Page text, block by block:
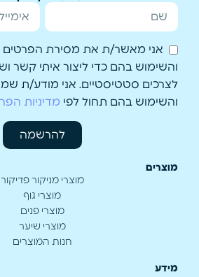
אני מאשר/ת את מסירת הפרטים
והשימוש בהם כדי ליצור איתי קשר
לצרכים סטטיסטיים. אני מודע/ת
והשימוש בהם תחול לפי מדיניות
להרשמה
מוצרים
מוצרי מניקור פדיקור
מוצרי גוף
מוצרי פנים
מוצרי שיער
חנות המוצרים
מידע